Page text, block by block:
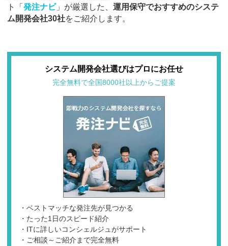
ト「 発注ナビ」が厳選した、 運用保守でおすすめのシステ
ム開発会社30社をご紹介します。
システム開発会社選びはプロにお任せ
完全無料で全国8000社以上からご提案
・ベストマッチな発注先が見つかる
・たった1日のスピード紹介
・ITに詳しいコンシェルジュがサポート
・ご相談～ご紹介まで完全無料